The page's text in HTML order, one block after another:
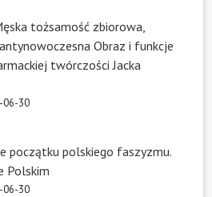
tożsamość zbiorowa,
Obraz i funkcje
twórczości Jacka
06-30
początku polskiego faszyzmu.
Polskim
06-30